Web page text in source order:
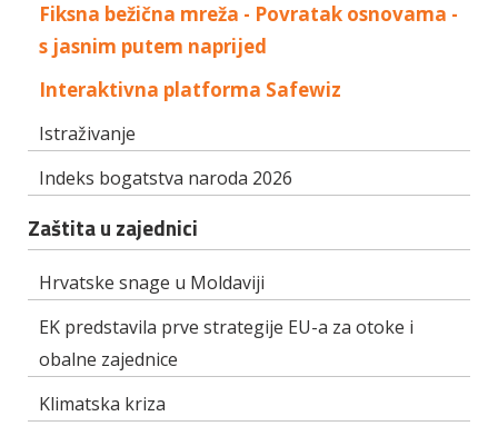
Fiksna bežična mreža - Povratak osnovama -
s jasnim putem naprijed
Interaktivna platforma Safewiz
Istraživanje
Indeks bogatstva naroda 2026
Zaštita u zajednici
Hrvatske snage u Moldaviji
EK predstavila prve strategije EU-a za otoke i
obalne zajednice
Klimatska kriza